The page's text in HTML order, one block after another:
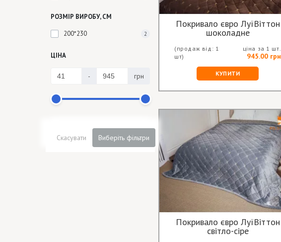
РОЗМІР ВИРОБУ, СМ
200*230
2
ЦІНА
- грн
Скасувати Виберіть фільтри
Покривало євро ЛуїВіттон
шоколадне
(продаж від: 1
шт)
ціна за 1 шт.
945.00 грн
КУПИТИ
Покривало євро ЛуїВіттон
світло-сіре